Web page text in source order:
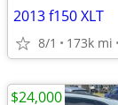
2013 f150 XLT
8/1 173k mi
$24,000